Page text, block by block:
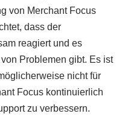
von Merchant Focus
dass der
reagiert und es
Problemen gibt. Es ist
nicht für
Focus kontinuierlich
zu verbessern.